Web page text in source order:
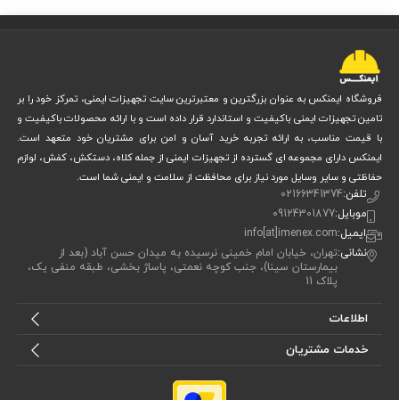
فروشگاه ایمنکس به عنوان بزرگترین و معتبرترین سایت تجهیزات ایمنی، تمرکز خود را بر
تامین تجهیزات ایمنی باکیفیت و استاندارد قرار داده است و با ارائه محصولات باکیفیت و
با قیمت مناسب، به ارائه تجربه خرید آسان و امن برای مشتریان خود متعهد است.
ایمنکس دارای مجموعه ای گسترده از تجهیزات ایمنی از جمله کلاه، دستکش، کفش، لوازم
حفاظتی و سایر وسایل مورد نیاز برای محافظت از سلامت و ایمنی شما است.
تلفن:02166341374
موبایل:09124301877
ایمیل:info[at]imenex.com
نشانی:تهران، خیابان امام خمینی نرسیده به میدان حسن آباد (بعد از
بیمارستان سینا)، جنب کوچه نعمتی، پاساژ بخشی، طبقه منفی یک،
پلاک 11
اطلاعات
خدمات مشتریان